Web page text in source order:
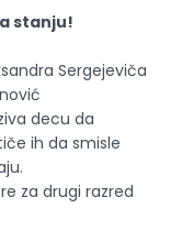
stanju!
Sergejeviča
decu da
ih da smisle
za drugi razred